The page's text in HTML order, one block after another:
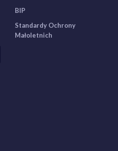
BIP
Standardy Ochrony
Małoletnich